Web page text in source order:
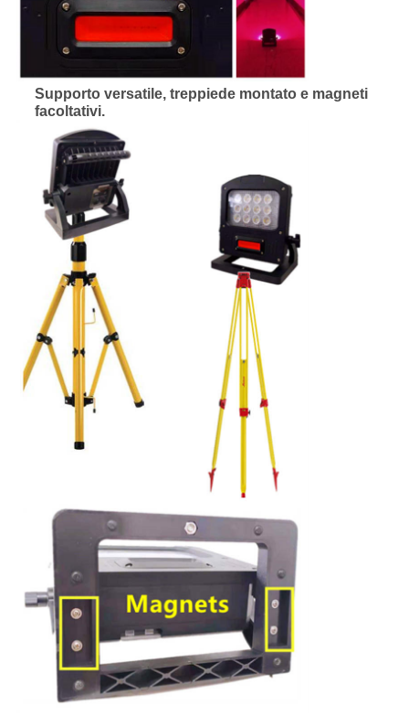
Supporto versatile, treppiede montato e magneti
facoltativi.